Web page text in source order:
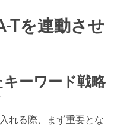
Tを連動させ
キーワード戦略
れる際、まず重要とな